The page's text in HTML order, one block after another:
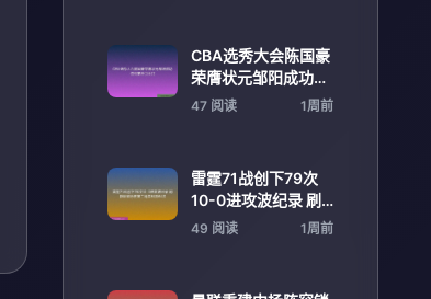
CBA选秀大会陈国豪
荣膺状元邹阳成功位
列第五引关注
47 阅读 1周前
雷霆71战创下79次
10-0进攻波纪录 刷
新联盟历史第二是森
49 阅读 1周前